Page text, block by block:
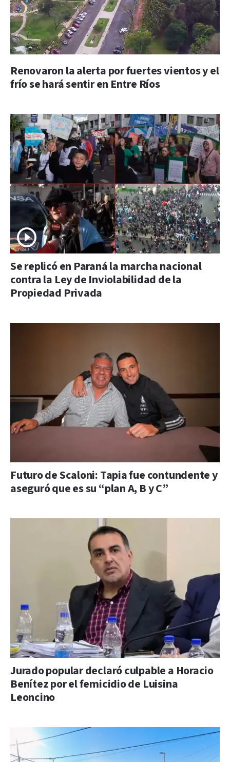
Renovaron la alerta por fuertes vientos y el
frío se hará sentir en Entre Ríos
Se replicó en Paraná la marcha nacional
contra la Ley de Inviolabilidad de la
Propiedad Privada
Futuro de Scaloni: Tapia fue contundente y
aseguró que es su “plan A, B y C”
Jurado popular declaró culpable a Horacio
Benítez por el femicidio de Luisina
Leoncino